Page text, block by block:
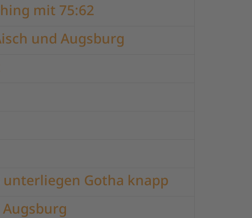
mit 75:62
und Augsburg
unterliegen Gotha knapp